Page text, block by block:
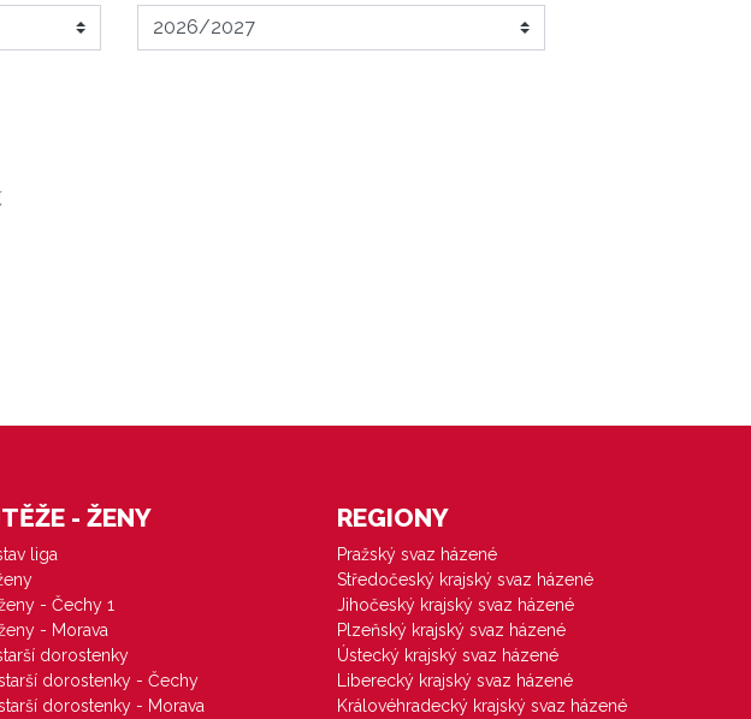
- ŽENY
liga
- Čechy 1
- Morava
dorostenky
dorostenky - Čechy
dorostenky - Morava
REGIONY
Pražský svaz házené
Středočeský krajský svaz házené
Jihočeský krajský svaz házené
Plzeňský krajský svaz házené
Ústecký krajský svaz házené
Liberecký krajský svaz házené
Královéhradecký krajský svaz házené